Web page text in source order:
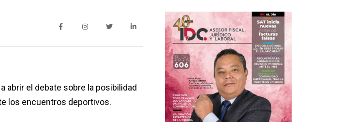
abrir el debate sobre la posibilidad
los encuentros deportivos.